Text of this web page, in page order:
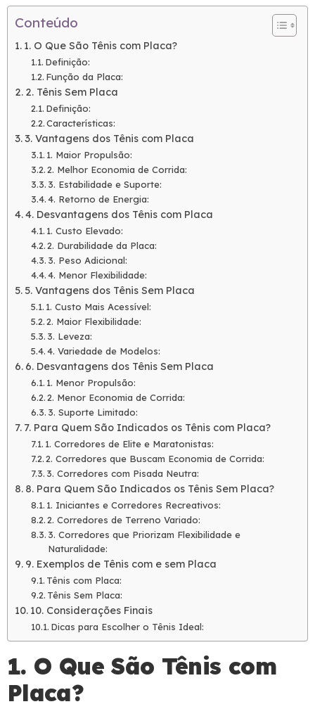
Conteúdo
1. O Que São Tênis com Placa?
Definição:
Função da Placa:
2. Tênis Sem Placa
Definição:
Características:
3. Vantagens dos Tênis com Placa
1. Maior Propulsão:
2. Melhor Economia de Corrida:
3. Estabilidade e Suporte:
4. Retorno de Energia:
4. Desvantagens dos Tênis com Placa
1. Custo Elevado:
2. Durabilidade da Placa:
3. Peso Adicional:
4. Menor Flexibilidade:
5. Vantagens dos Tênis Sem Placa
1. Custo Mais Acessível:
2. Maior Flexibilidade:
3. Leveza:
4. Variedade de Modelos:
6. Desvantagens dos Tênis Sem Placa
1. Menor Propulsão:
2. Menor Economia de Corrida:
3. Suporte Limitado:
7. Para Quem São Indicados os Tênis com Placa?
1. Corredores de Elite e Maratonistas:
2. Corredores que Buscam Economia de Corrida:
3. Corredores com Pisada Neutra:
8. Para Quem São Indicados os Tênis Sem Placa?
1. Iniciantes e Corredores Recreativos:
2. Corredores de Terreno Variado:
3. Corredores que Priorizam Flexibilidade e
Naturalidade:
9. Exemplos de Tênis com e sem Placa
Tênis com Placa:
Tênis Sem Placa:
10. Considerações Finais
Dicas para Escolher o Tênis Ideal:
1. O Que São Tênis com
Placa?